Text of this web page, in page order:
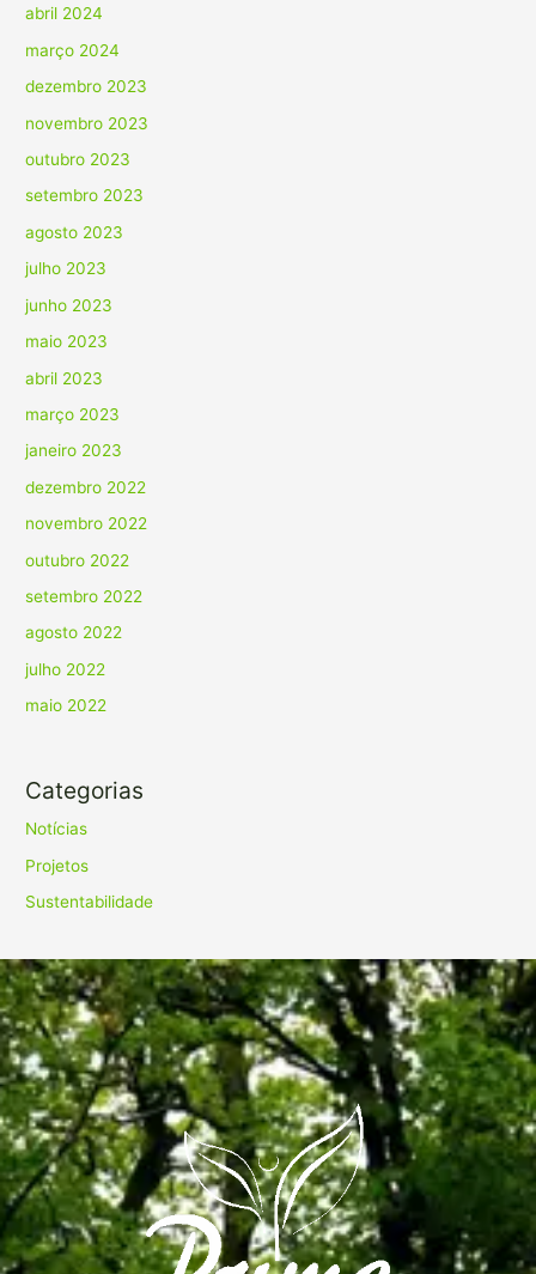
abril 2024
março 2024
dezembro 2023
novembro 2023
outubro 2023
setembro 2023
agosto 2023
julho 2023
junho 2023
maio 2023
abril 2023
março 2023
janeiro 2023
dezembro 2022
novembro 2022
outubro 2022
setembro 2022
agosto 2022
julho 2022
maio 2022
Categorias
Notícias
Projetos
Sustentabilidade